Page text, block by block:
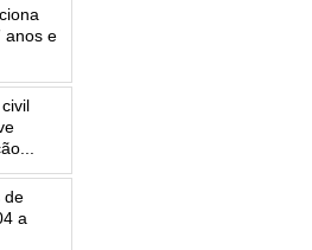
anos e
de
a